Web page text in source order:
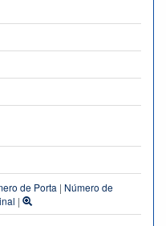
de Porta | Número de
|